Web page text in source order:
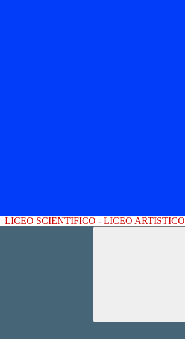
LICEO SCIENTIFICO - LICEO ARTISTICO